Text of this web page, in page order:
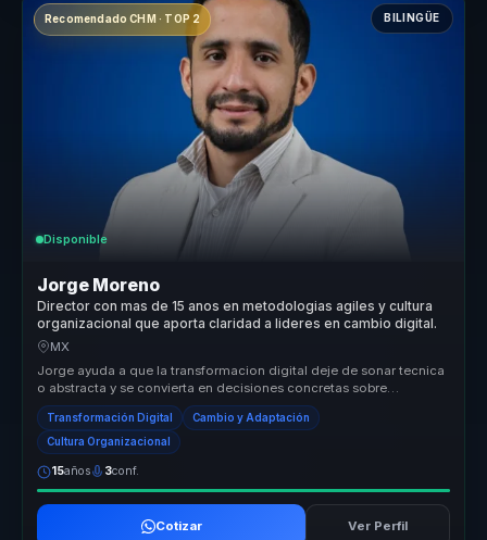
Recomendado CHM · TOP 2 BILINGÜE
Disponible
Jorge Moreno
Director con mas de 15 anos en metodologias agiles y cultura
organizacional que aporta claridad a lideres en cambio digital.
MX
Jorge ayuda a que la transformacion digital deje de sonar tecnica
o abstracta y se convierta en decisiones concretas sobre
liderazgo, cul...
Transformación Digital Cambio y Adaptación
Cultura Organizacional
15años 3conf.
Cotizar Ver Perfil